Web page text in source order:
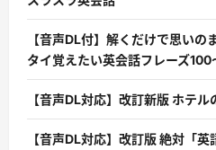
【音声DL付】解くだけで思いの
タイ覚えたい英会話フレーズ100
【音声DL対応】改訂新版 ホテ
【音声DL対応】改訂版 絶対「